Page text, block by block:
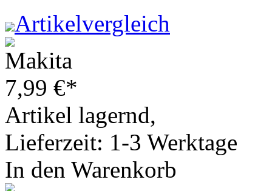
Artikelvergleich
7,99 €*
Artikel lagernd,
Lieferzeit: 1-3 Werktage
In den Warenkorb